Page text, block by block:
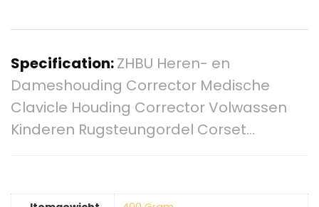
Specification:ZHBU Heren- en
Dameshouding Corrector Medische
Clavicle Houding Corrector Volwassen
Kinderen Rugsteungordel Corset…